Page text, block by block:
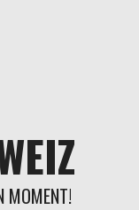
MOMENT!